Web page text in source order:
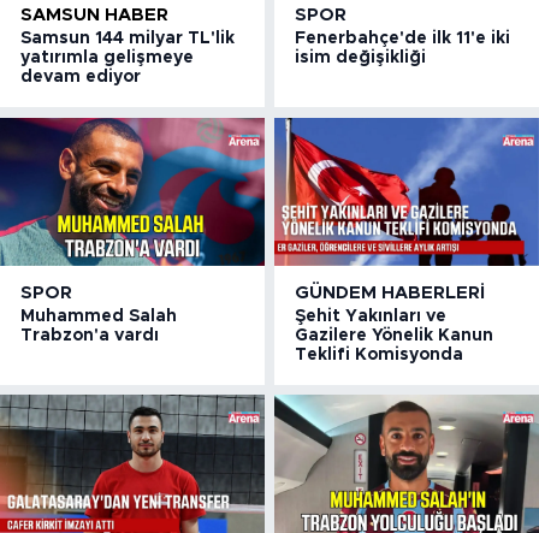
SAMSUN HABER
Samsun 144 milyar TL'lik
yatırımla gelişmeye
devam ediyor
SPOR
Fenerbahçe'de ilk 11'e iki
isim değişikliği
SPOR
Muhammed Salah
Trabzon'a vardı
GÜNDEM HABERLERI
Şehit Yakınları ve
Gazilere Yönelik Kanun
Teklifi Komisyonda